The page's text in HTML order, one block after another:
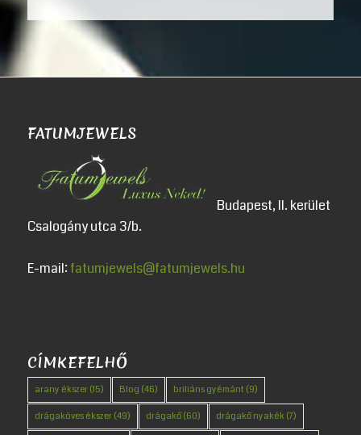
FATUMJEWELS
Budapest, II. kerület
Csalogány utca 3/b.
E-mail: fatumjewels@fatumjewels.hu
CÍMKEFELHŐ
arany ékszer(15) Blog (46) briliáns gyémánt (9)
drágaköves ékszer(49) drágakő(60) drágakő nyakék(7)